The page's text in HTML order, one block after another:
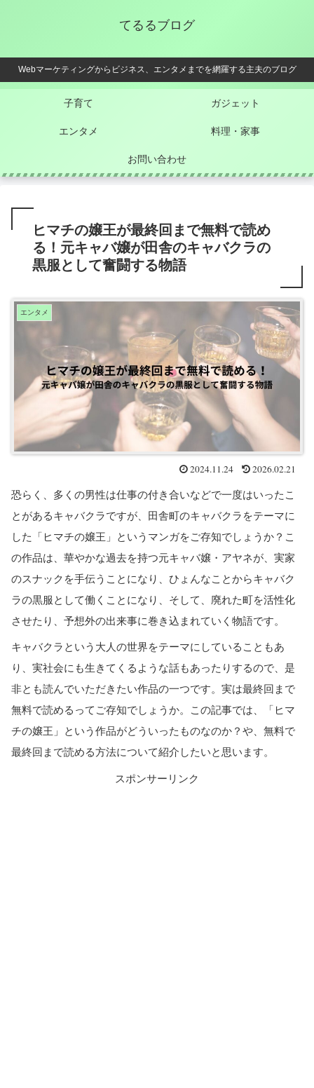
てるるブログ
Webマーケティングからビジネス、エンタメまでを網羅する主夫のブログ
子育て ガジェット
エンタメ 料理・家事
お問い合わせ
ヒマチの嬢王が最終回まで無料で読め
る！元キャバ嬢が田舎のキャバクラの
黒服として奮闘する物語
エンタメ
2024.11.24 2026.02.21
恐らく、多くの男性は仕事の付き合いなどで一度はいったこ
とがあるキャバクラですが、田舎町のキャバクラをテーマに
した「ヒマチの嬢王」というマンガをご存知でしょうか？こ
の作品は、華やかな過去を持つ元キャバ嬢・アヤネが、実家
のスナックを手伝うことになり、ひょんなことからキャバク
ラの黒服として働くことになり、そして、廃れた町を活性化
させたり、予想外の出来事に巻き込まれていく物語です。
キャバクラという大人の世界をテーマにしていることもあ
り、実社会にも生きてくるような話もあったりするので、是
非とも読んでいただきたい作品の一つです。実は最終回まで
無料で読めるってご存知でしょうか。この記事では、「ヒマ
チの嬢王」という作品がどういったものなのか？や、無料で
最終回まで読める方法について紹介したいと思います。
スポンサーリンク